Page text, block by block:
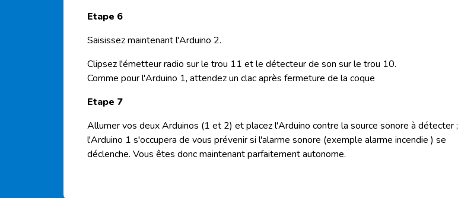
Etape 6
Saisissez maintenant l'Arduino 2.
Clipsezl'émetteur radio sur le trou 11 et le détecteur de son sur le trou 10.
Comme pour l'Arduino 1, attendez un clac après fermeture de la coque
Etape 7
Allumer vos deuxArduinos (1 et 2) et placez l'Arduino contre la source sonore à détecter ;
l'Arduino 1 s'occupera de vous prévenir si l'alarme sonore (exemple alarme incendie ) se
déclenche. Vous êtes donc maintenant parfaitement autonome.